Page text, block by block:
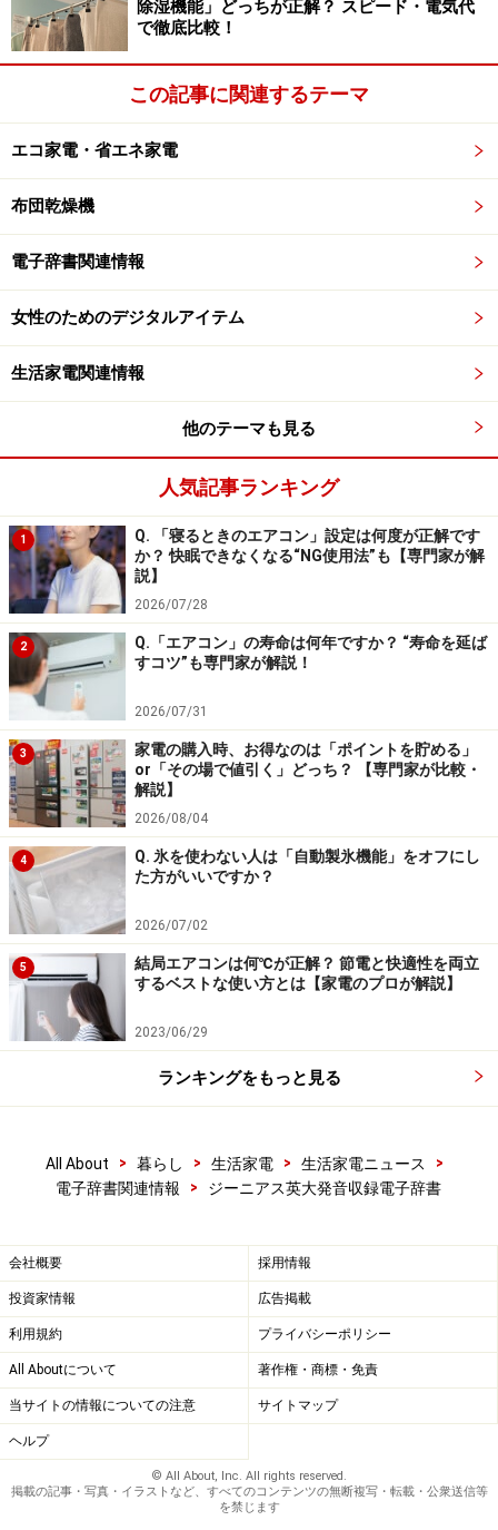
の違いも豊富に収録した、中上級者向けの辞典で
す。
・連語辞典は、「オックスフォード連語辞典」(*7)、
「新編 英和活用大辞典」(*8)、「オックスフォード英英
活用辞典」(*9)
・英語学習用は、TOEIC対策用の「TOEIC(R)テストボキ
ャブラリー（音声対応
）」、「TOEIC(R)テストイデオム
の3冊、TOEFL対策の「TOEFL(R)テストパーフェクトボ
キャプラリー（
）」合計で13種類の辞書に4種
の学習書が収録されています。
オックスフォード類語辞典(Oxford Thesaurus of
English 2nd Edition)は、60万の圧倒的な収録語数を
誇るネイティブ向けの類語辞典です。英語のプロ
や専門家向けの辞典です。
*7： オックスフォード連語辞典は、非ネイティブが日
常的な英語を発信することに特化して作られた辞
典です。英単語どうしの慣用的なつながり（コロ
ケーション）を調べることができる、実用性の高
い本格的連語辞典です。
*8： 新編英和活用大辞典も、語と語の慣用的なつなが
り（コロケーション）を示した辞典です。自然な
英文を書くための用例38万語を収録しており、全
てに日本語訳が付いています。
*9： オックスフォード英英活用辞典(Oxford Learner's
Wordfinder Dictionary)は、わずか630の見出し語を
キーに、約30,000の関連単語・表現を検索するこ
とができる活用辞典です。英語の表現力の学習に
便利です。
検索機能も充実！
●飛行機の中やホテル、レストランなど薄暗い場所でも
見やすい「LEDバックライト」を搭載しています。さま
●リアルなネイティブの肉声でクリアに発音する「ネイ
ティブ発音機能」が搭載されています。付属の両耳イヤ
ホンを使えば、外部の雑音を遮断して電車の中などでも
気軽にリスニング学習が可能です。ジーニアス英和大辞
典、TOEICテスト ボキャブラリー、TOEICテスト イディ
オム、TOEFLテスト パーフェクトボキャブラリーが対応
除湿機能」どっちが正解？ スピード・電気代
で徹底比較！
この記事に関連するテーマ
エコ家電・省エネ家電
布団乾燥機
電子辞書関連情報
女性のためのデジタルアイテム
生活家電関連情報
他のテーマも見る
人気記事ランキング
1
Q. 「寝るときのエアコン」設定は何度が正解です
か？ 快眠できなくなる“NG使用法”も【専門家が解
説】
2026/07/28
2
Q.「エアコン」の寿命は何年ですか？ “寿命を延ば
すコツ”も専門家が解説！
2026/07/31
3
家電の購入時、お得なのは「ポイントを貯める」
or「その場で値引く」どっち？ 【専門家が比較・
解説】
2026/08/04
4
Q. 氷を使わない人は「自動製氷機能」をオフにし
た方がいいですか？
2026/07/02
5
結局エアコンは何℃が正解？ 節電と快適性を両立
するベストな使い方とは【家電のプロが解説】
2023/06/29
ランキングをもっと見る
All About > 暮らし > 生活家電 > 生活家電ニュース
>
電子辞書関連情報
> ジーニアス英大発音収録電子辞書
会社概要 採用情報
投資家情報 広告掲載
利用規約 プライバシーポリシー
All Aboutについて 著作権・商標・免責
当サイトの情報についての注意 サイトマップ
ヘルプ
© All About, Inc. All rights reserved.
掲載の記事・写真・イラストなど、すべてのコンテンツの無断複写・転載・公衆送信等
を禁じます